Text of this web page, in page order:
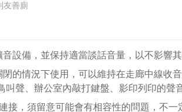
友善廁
設備，並保持適當談話音量，以不影響其
的情況下使用，可以維持在走廊中線收
叫聲、辦公室內敲打鍵盤、影印列印的聲
接，須留意可能會有相容性的問題，不一